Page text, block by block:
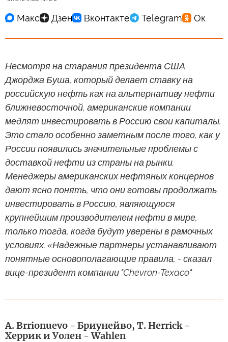
Несмотря на старания президента США
Джорджа Буша, который делает ставку на
российскую нефть как на альтернативу нефти
ближневосточной, американские компании
медлят инвестировать в Россию свои капиталы.
Это стало особенно заметным после того, как у
России появились значительные проблемы с
доставкой нефти из страны на рынки.
Менеджеры американских нефтяных концернов
дают ясно понять, что они готовы продолжать
инвестировать в Россию, являющуюся
крупнейшим производителем нефти в мире,
только тогда, когда будут уверены в рамочных
условиях. «Надежные партнеры устанавливают
понятные основополагающие правила, - сказал
вице-президент компании "Chevron-Texaco"
A. Brrionuevo - Бриунейво, T. Herrick -
Херрик и Уолен - Wahlen